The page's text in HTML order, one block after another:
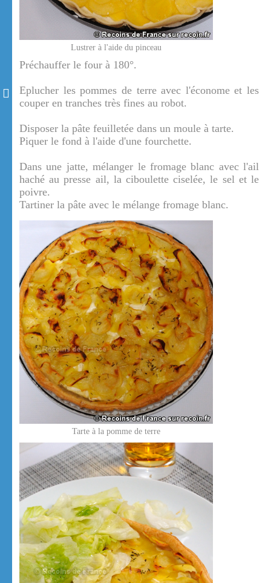
Lustrer à l'aide du pinceau
Préchauffer le four à 180°.
Eplucher les pommes de terre avec l'économe et les
couper en tranches très fines au robot.
Disposer la pâte feuilletée dans un moule à tarte.
Piquer le fond à l'aide d'une fourchette.
Dans une jatte, mélanger le fromage blanc avec l'ail
haché au presse ail, la ciboulette ciselée, le sel et le
poivre.
Tartiner la pâte avec le mélange fromage blanc.
Tarte à la pomme de terre